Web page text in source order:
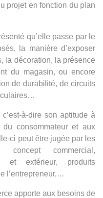
projet en fonction du plan
qu’elle passe par le
la manière d’exposer
la décoration, la présence
du magasin, ou encore
de durabilité, de circuits
à-dire son aptitude à
consommateur et aux
ci peut être jugée par les
commercial,
et extérieur, produits
l’entrepreneur,…
apporte aux besoins de